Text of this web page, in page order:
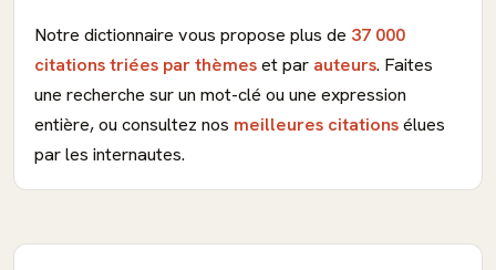
Notre dictionnaire vous propose plus de 37 000
citations triées par thèmeset par auteurs. Faites
une recherche sur un mot-clé ou une expression
entière, ou consultez nos meilleures citationsélues
par les internautes.